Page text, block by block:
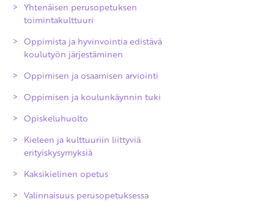
Yhtenäisen perusopetuksen
toimintakulttuuri
Oppimista ja hyvinvointia edistävä
koulutyön järjestäminen
Oppimisen ja osaamisen arviointi
Arvioinnin yleiset periaatteet
Oppimisen ja osaamisen arviointi
Opinnoissa eteneminen
perusopetuksen aikana
Kuudennen luokan kevään arviointi
Perusopetuksen päättöarviointi
Oppimisen ja koulunkäynnin tuki
Opiskeluhuolto
Kieleen ja kulttuuriin liittyviä
erityiskysymyksiä
Kaksikielinen opetus
Valinnaisuus perusopetuksessa